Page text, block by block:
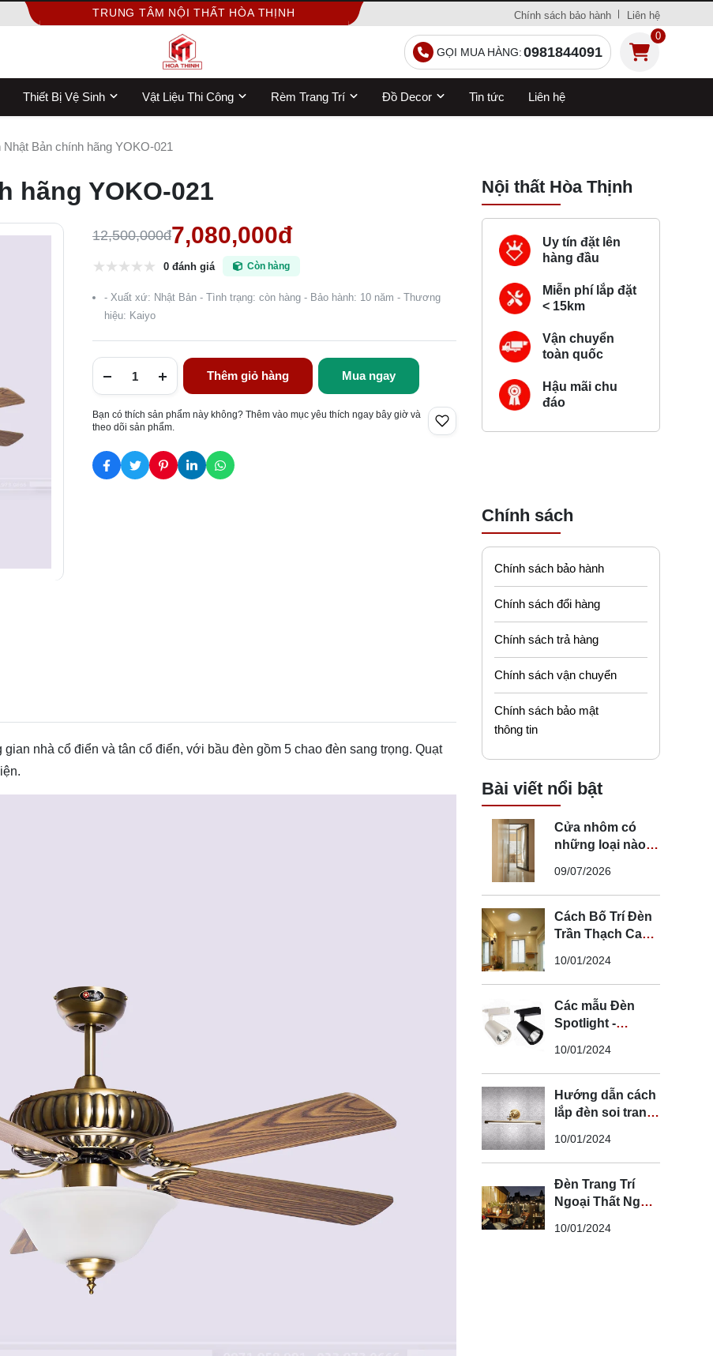
TRUNG TÂM NỘI THẤT HÒA THỊNH Chính sách bảo hành Liên hệ
GỌI MUA HÀNG:0981844091
0
Thiết Bị Vệ Sinh Vật Liệu Thi Công Rèm Trang Trí Đồ Decor Tin tức Liên hệ
Nhật Bản chính hãng YOKO-021
hãng YOKO-021
12,500,000đ7,080,000đ
0 đánh giá Còn hàng
- Xuất xứ: Nhật Bản - Tình trạng: còn hàng - Bảo hành: 10 năm - Thương
hiệu: Kaiyo
Thêm giỏ hàng Mua ngay
Bạn có thích sản phẩm này không? Thêm vào mục yêu thích ngay bây giờ và
theo dõi sản phẩm.
nhà cổ điển và tân cổ điển, với bầu đèn gồm 5 chao đèn sang trọng. Quạt
Nội thất Hòa Thịnh
Uy tín đặt lên
hàng đầu
Miễn phí lắp đặt
< 15km
Vận chuyển
toàn quốc
Hậu mãi chu
đáo
Chính sách
Chính sách bảo hành
Chính sách đổi hàng
Chính sách trả hàng
Chính sách vận chuyển
Chính sách bảo mật
thông tin
Bài viết nổi bật
Cửa nhôm có
những loại nào?
nhôm phù hợp
09/07/2026
Cách Bố Trí Đèn
Trần Thạch Cao
Lắp Đèn Trần
Thạch Cao
10/01/2024
Các mẫu Đèn
Spotlight -
- Spotlight rọi ray
10/01/2024
Hướng dẫn cách
lắp đèn soi tranh
an toàn
10/01/2024
Đèn Trang Trí
Ngoại Thất Ngoài
Thất Trang Trí
10/01/2024